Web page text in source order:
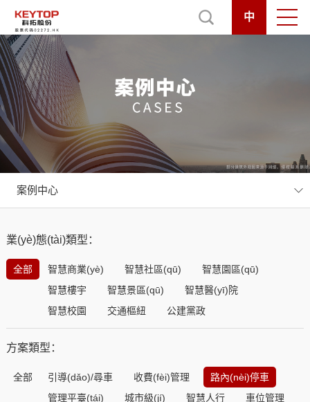
中
案例中心
業(yè)態(tài)類型：
全部 智慧商業(yè) 智慧社區(qū)
智慧園區(qū)
智慧樓宇
智慧景區(qū)
智慧醫(yī)院
智慧校園
交通樞紐 公建黨政
方案類型：
全部 引導(dǎo)/尋車 收費(fèi)管理
路內(nèi)停車
管理平臺(tái)
城市級(jí) 智慧人行
車位管理